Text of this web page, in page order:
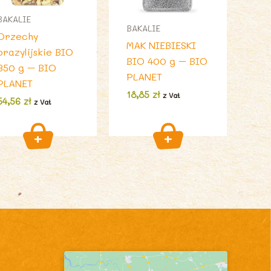
BIO
g – BIO
zł z Vat
BAKALIE
MAK NIEBIESKI
BIO 400 g – BIO
PLANET
18,85zł z Vat